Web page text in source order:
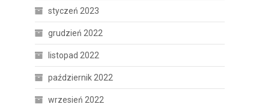
styczeń 2023
grudzień 2022
listopad 2022
październik 2022
wrzesień 2022